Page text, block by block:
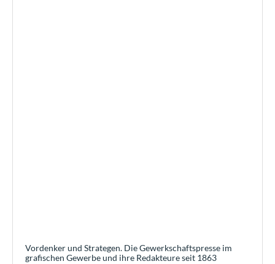
Vordenker und Strategen. Die Gewerkschaftspresse im
grafischen Gewerbe und ihre Redakteure seit 1863